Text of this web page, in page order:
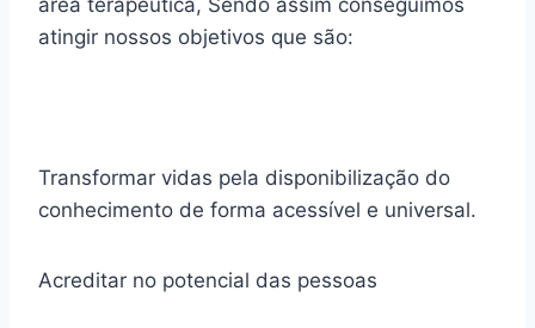
área terapêutica, Sendo assim conseguimos
atingir nossos objetivos que são:
Transformar vidas pela disponibilização do
conhecimento de forma acessível e universal.
Acreditar no potencial das pessoas